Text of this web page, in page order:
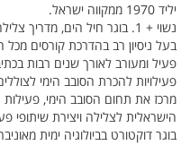
יליד 1970 ממקווה ישראל.
נשוי + 1. בוגר חיל הים, מדריך צלילה משנת 1993, מדריך בכיר משנת 2006.
בעל ניסיון רב בהדרכת קורסים מכל
פעיל ומעורב לאורך שנים רבות
פעילויות להכרת הסובב הימי
מרכז את תחום הסובב הימי,
הישראלית לצלילה ויצירת שיתופי
בוגר דוקטורט בביולוגיה ימית